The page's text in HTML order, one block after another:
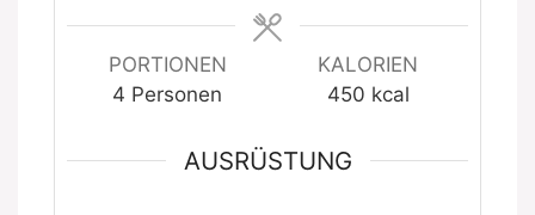
PORTIONEN
4 Personen
KALORIEN
450 kcal
AUSRÜSTUNG